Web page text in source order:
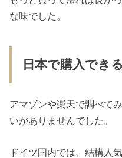
な味でした。
日本で購入でき
アマゾンや楽天で調べて
いがありませんでした。
ドイツ国内では、結構人